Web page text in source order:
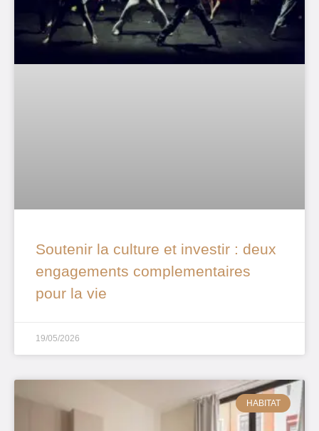
Soutenir la culture et investir : deux
engagements complementaires
pour la vie
19/05/2026
HABITAT